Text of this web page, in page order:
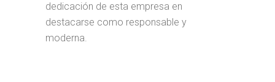
dedicación de esta empresa en
destacarse como responsable y
moderna.